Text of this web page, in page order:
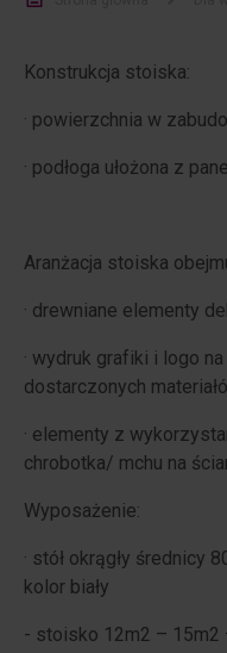
Konstrukcja stoiska:
· powierzchnia w
· podłoga ułożona z
Aranżacja stoiska
· drewniane elementy
· wydruk grafiki i logo
dostarczonych
· elementy z
chrobotka/ mchu na
Wyposażenie:
· stół okrągły średnicy
kolor biały
- stoisko 12m2 – 15m2